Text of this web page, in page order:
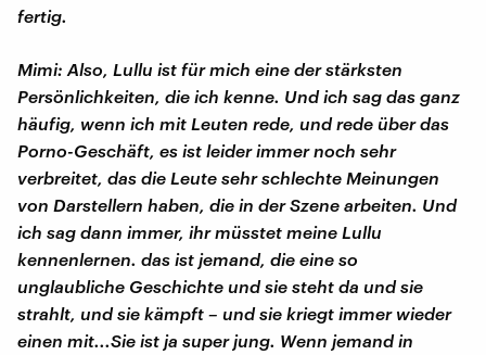
fertig.
Mimi: Also, Lullu ist für mich eine der stärksten
Persönlichkeiten, die ich kenne. Und ich sag das ganz
häufig, wenn ich mit Leuten rede, und rede über das
Porno-Geschäft, es ist leider immer noch sehr
verbreitet, das die Leute sehr schlechte Meinungen
von Darstellern haben, die in der Szene arbeiten. Und
ich sag dann immer, ihr müsstet meine Lullu
kennenlernen. das ist jemand, die eine so
unglaubliche Geschichte und sie steht da und sie
strahlt, und sie kämpft – und sie kriegt immer wieder
einen mit...Sie ist ja super jung. Wenn jemand in